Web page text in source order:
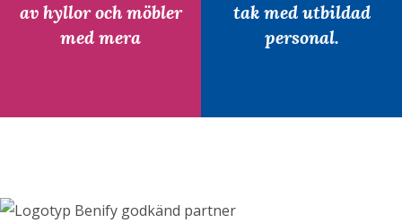
av hyllor och möbler
med mera
tak med utbildad
personal.